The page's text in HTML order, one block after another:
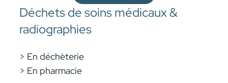
Déchets de soins médicaux &
radiographies
> En déchèterie
> En pharmacie